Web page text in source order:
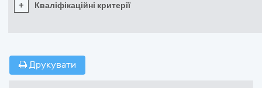
+ Кваліфікаційні критерії
Друкувати